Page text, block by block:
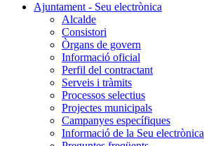
Ajuntament - Seu electrònica
Alcalde
Consistori
Òrgans de govern
Informació oficial
Perfil del contractant
Serveis i tràmits
Processos selectius
Projectes municipals
Campanyes específiques
Informació de la Seu electrònica